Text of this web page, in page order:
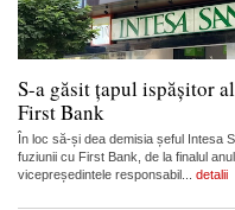
S-a găsit țapul ispășitor
First Bank
În loc să-și dea demisia șeful Intesa
fuziunii cu First Bank, de la finalul
vicepreședintele responsabil... detalii